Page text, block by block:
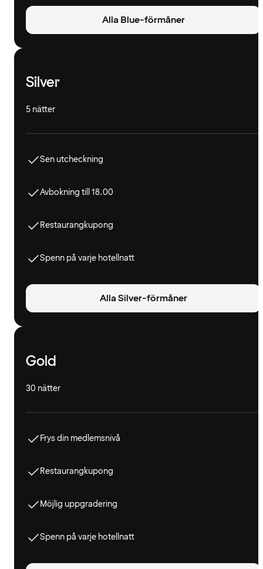
Alla Blue-förmåner
Silver
5 nätter
Sen utcheckning
Avbokning till 18.00
Restaurangkupong
Spenn på varje hotellnatt
Alla Silver-förmåner
Gold
30 nätter
Frys din medlemsnivå
Restaurangkupong
Möjlig uppgradering
Spenn på varje hotellnatt